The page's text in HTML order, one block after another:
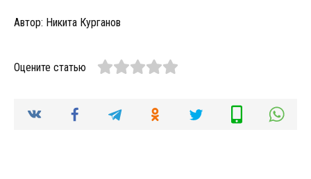
Автор: Никита Курганов
Оцените статью